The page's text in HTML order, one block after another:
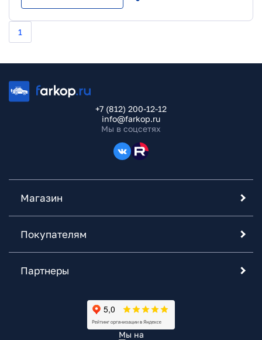
1
+7 (812) 200-12-12
info@farkop.ru
Мы в соцсетях
Магазин
Покупателям
Партнеры
Мы на